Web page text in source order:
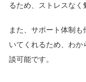
るため、ストレスなく
また、サポート体制
いてくれるため、わ
談可能です。